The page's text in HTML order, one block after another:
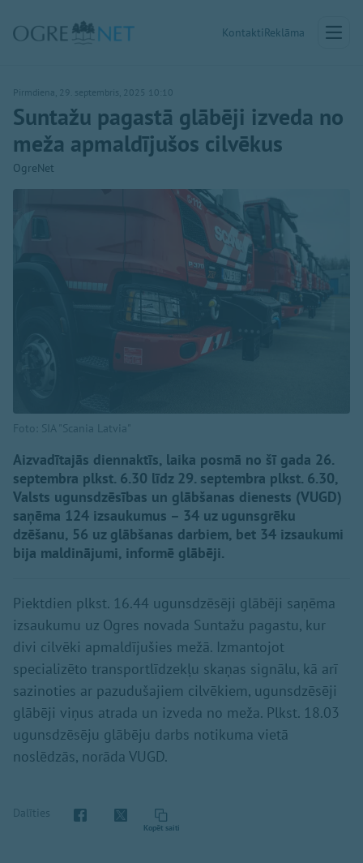
KontaktiReklāma
Pirmdiena, 29. septembris, 2025 10:10
Suntažu pagastā glābēji izveda no
meža apmaldījušos cilvēkus
OgreNet
Foto: SIA "Scania Latvia"
Aizvadītajās diennaktīs, laika posmā no šī gada 26.
septembra plkst. 6.30 līdz 29. septembra plkst. 6.30,
Valsts ugunsdzēsības un glābšanas dienests (VUGD)
saņēma 124 izsaukumus – 34 uz ugunsgrēku
dzēšanu, 56 uz glābšanas darbiem, bet 34 izsaukumi
bija maldinājumi, informē glābēji.
Piektdien plkst. 16.44 ugunsdzēsēji glābēji saņēma
izsaukumu uz Ogres novada Suntažu pagastu, kur
divi cilvēki apmaldījušies mežā. Izmantojot
specializēto transportlīdzekļu skaņas signālu, kā arī
sazinoties ar pazudušajiem cilvēkiem, ugunsdzēsēji
glābēji viņus atrada un izveda no meža. Plkst. 18.03
ugunsdzēsēju glābēju darbs notikuma vietā
noslēdzās, norāda VUGD.
Dalīties
Kopēt saiti